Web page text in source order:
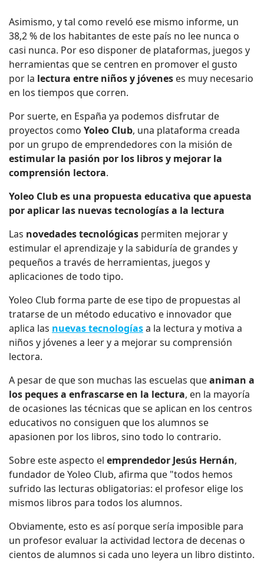
Asimismo, y tal como reveló ese mismo informe, un
38,2 % de los habitantes de este país no lee nunca o
casi nunca. Por eso disponer de plataformas, juegos y
herramientas que se centren en promover el gusto
por la lectura entre niños y jóvenes es muy necesario
en los tiempos que corren.
Por suerte, en España ya podemos disfrutar de
proyectos como Yoleo Club, una plataforma creada
por un grupo de emprendedores con la misión de
estimular la pasión por los libros y mejorar la
comprensión lectora.
Yoleo Club es una propuesta educativa que apuesta
por aplicar las nuevas tecnologías a la lectura
Las novedades tecnológicas permiten mejorar y
estimular el aprendizaje y la sabiduría de grandes y
pequeños a través de herramientas, juegos y
aplicaciones de todo tipo.
Yoleo Club forma parte de ese tipo de propuestas al
tratarse de un método educativo e innovador que
aplica las nuevas tecnologíasa la lectura y motiva a
niños y jóvenes a leer y a mejorar su comprensión
lectora.
A pesar de que son muchas las escuelas queaniman a
los peques a enfrascarse en la lectura, en la mayoría
de ocasiones las técnicas que se aplican en los centros
educativos no consiguen que los alumnos se
apasionen por los libros, sino todo lo contrario.
Sobre este aspecto el emprendedor Jesús Hernán,
fundador de Yoleo Club, afirma que "todos hemos
sufrido las lecturas obligatorias: el profesor elige los
mismos libros para todos los alumnos.
Obviamente, esto es así porque sería imposible para
un profesor evaluar la actividad lectora de decenas o
cientos de alumnos si cada uno leyera un libro distinto.